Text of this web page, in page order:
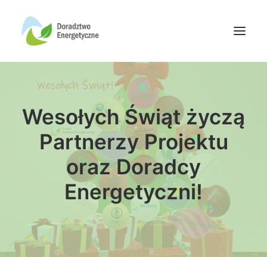
Oferta doradców
Aktualności
Wydarzenia
Oferta finansowania
Wyszukiwanie
Wesołych Świąt życzą
Partnerzy Projektu
oraz Doradcy
Energetyczni!